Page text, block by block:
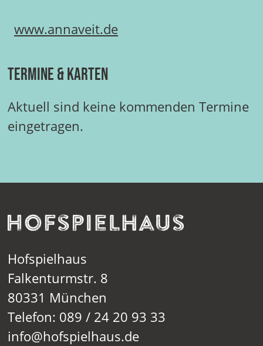
www.annaveit.de
Termine & Karten
Aktuell sind keine kommenden Termine
eingetragen.
Hofspielhaus
Falkenturmstr. 8
80331 München
Telefon: 089 / 24 20 93 33
info@hofspielhaus.de